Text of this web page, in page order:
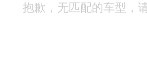
抱歉，无匹配的车型，